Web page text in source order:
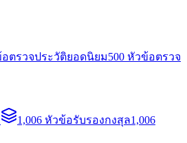
อตรวจประวัติยอดนิยม500 หัวข้อตรวจ
1,006 หัวข้อรับรองกงสุล1,006